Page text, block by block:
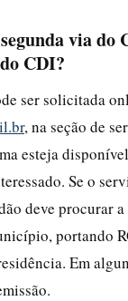
via do
CDI?
ser solicitada
, na seção de
esteja
Se o
deve procurar
portando
Em